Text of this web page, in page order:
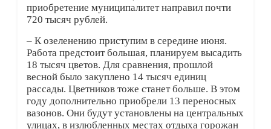
приобретение муниципалитет направил почти
720 тысяч рублей.
– К озеленению приступим в середине июня.
Работа предстоит большая, планируем высадить
18 тысяч цветов. Для сравнения, прошлой
весной было закуплено 14 тысяч единиц
рассады. Цветников тоже станет больше. В этом
году дополнительно приобрели 13 переносных
вазонов. Они будут установлены на центральных
улицах, в излюбленных местах отдыха горожан